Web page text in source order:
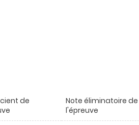
de
Note éliminatoire de
l'épreuve